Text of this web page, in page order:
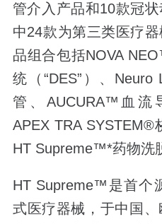
管介入产品和10款冠
中24款为第三类医疗
品组合包括NOVA
统（“DES”）、
管、AUCURA™血流
APEX TRA
HT Supreme™*药物洗
HT Supreme™是首个
式医疗器械，于中国